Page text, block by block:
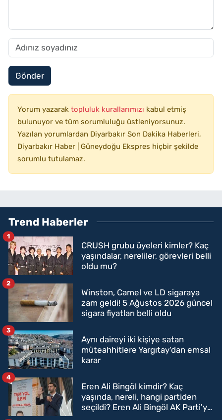
Gönder
Yorum yazarak topluluk kurallarımızı kabul etmiş
bulunuyor ve tüm sorumluluğu üstleniyorsunuz.
Yazılan yorumlardan Diyarbakır Son Dakika Haberleri,
Diyarbakır Haber | Güneydoğu Ekspres hiçbir şekilde
sorumlu tutulamaz.
Trend Haberler
CRUSH grubu üyeleri kimler? Kaç
yaşındalar, nereliler, görevleri belli
oldu mu?
1
Winston, Camel ve LD sigaraya
zam geldi! 5 Ağustos 2026 güncel
sigara fiyatları belli oldu
2
Aynı daireyi iki kişiye satan
müteahhitlere Yargıtay'dan emsal
karar
3
Eren Ali Bingöl kimdir? Kaç
yaşında, nereli, hangi partiden
seçildi? Eren Ali Bingöl AK Parti'ye
4